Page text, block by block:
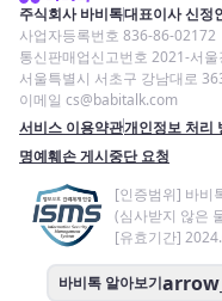
주식회사 바비톡대표이사 신정
사업자등록번호 836-86-02172
통신판매업신고번호 2021-서
서울특별시 서초구 강남대로
이메일 cs@babitalk.com
서비스 이용약관개인정보 처리
명예훼손 게시중단 요청
[인증범위] 바비
(심사받지 않은
[유효기간]
바비톡 알아보기